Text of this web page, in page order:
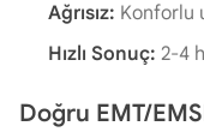
Ağrısız: Konforlu
Hızlı Sonuç: 2-4
Doğru EMT/